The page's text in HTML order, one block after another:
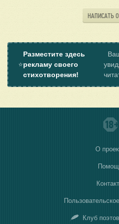
НАПИСАТЬ
⭐
Разместите здесь
рекламу своего
стихотворения!
О
Клуб